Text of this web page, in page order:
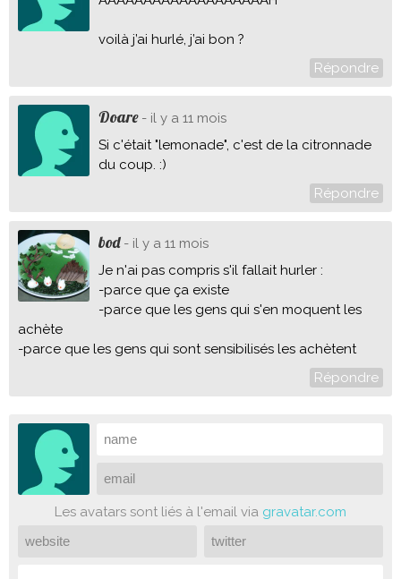
voilà j’ai hurlé, j’ai bon ?
Répondre
Doare- il y a 11 mois
Si c'était "lemonade", c'est de la citronnade
du coup. :)
Répondre
bod- il y a 11 mois
Je n'ai pas compris s'il fallait hurler :
-parce que ça existe
-parce que les gens qui s'en moquent les
achète
-parce que les gens qui sont sensibilisés les achètent
Répondre
Les avatars sont liés à l'email via gravatar.com